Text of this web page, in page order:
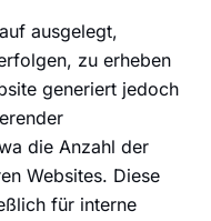
ausgelegt,
zu erheben
generiert jedoch
die Anzahl der
Websites. Diese
für interne